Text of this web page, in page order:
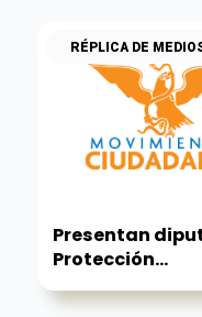
RÉPLICA DE
Presentan
Protección...